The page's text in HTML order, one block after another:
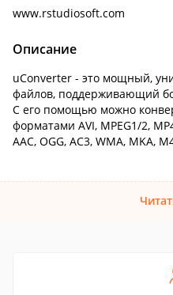
www.rstudiosoft.com
Описание
uConverter - это мощный,
файлов, поддерживающий
С его помощью можно
форматами AVI, MPEG1/2,
AAC, OGG, AC3, WMA, MKA,